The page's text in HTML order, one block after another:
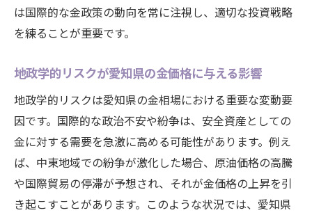
は国際的な金政策の動向を常に注視し、適切な投資戦略
を練ることが重要です。
地政学的リスクが愛知県の金価格に与える影響
地政学的リスクは愛知県の金相場における重要な変動要
因です。国際的な政治不安や紛争は、安全資産としての
金に対する需要を急激に高める可能性があります。例え
ば、中東地域での紛争が激化した場合、原油価格の高騰
や国際貿易の停滞が予想され、それが金価格の上昇を引
き起こすことがあります。このような状況では、愛知県